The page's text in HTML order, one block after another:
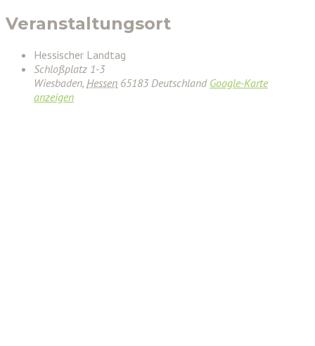
Veranstaltungsort
Hessischer Landtag
Schloßplatz 1-3
Wiesbaden, Hessen 65183 Deutschland Google-Karte
anzeigen